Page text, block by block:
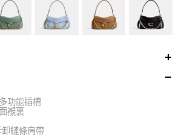
功能插槽
襯裏
鏈條肩帶